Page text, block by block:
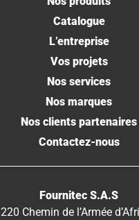
Catalogue
L’entreprise
Vos projets
Nos services
Nos marques
Nos clients partenaires
Contactez-nous
Fournitec S.A.S
220 Chemin de l’Armée